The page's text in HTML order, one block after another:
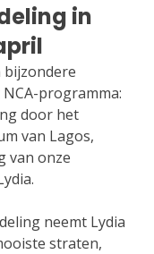
in
bijzondere
programma:
door het
van Lagos,
van onze
neemt Lydia
straten,